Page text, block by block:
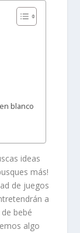
blanco
ideas
más!
de juegos
a
bebé
algo